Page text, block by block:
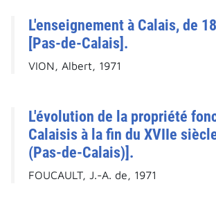
L'enseignement à Calais, de
[Pas-de-Calais].
VION, Albert, 1971
L'évolution de la propriété
Calaisis à la fin du XVIIe
(Pas-de-Calais)].
FOUCAULT, J.-A. de, 1971